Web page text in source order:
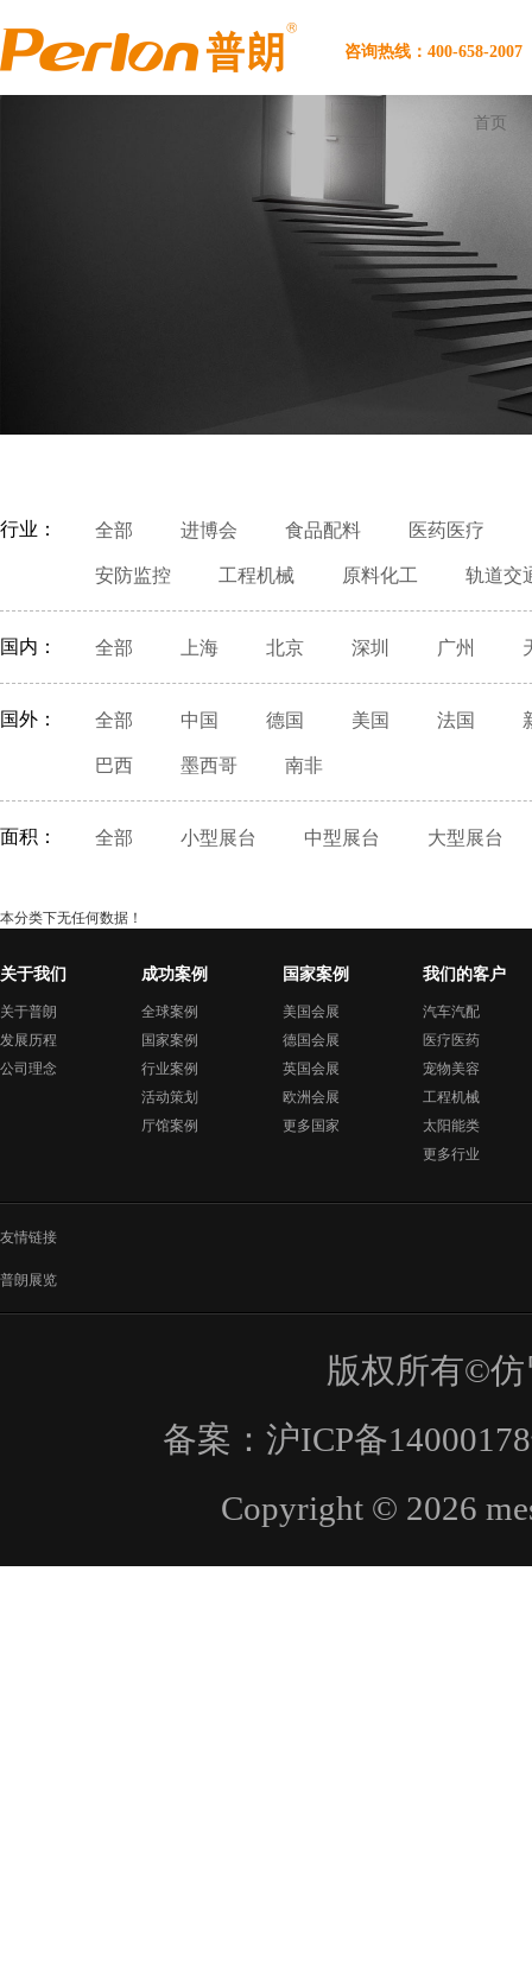
咨询热线：400-658-2007
首页
行业： 全部 进博会 食品配料 医药医疗
安防监控 工程机械 原料化工 轨道交
国内： 全部 上海 北京 深圳 广州
国外： 全部 中国 德国 美国 法国
巴西 墨西哥 南非
面积： 全部 小型展台 中型展台 大型展台
本分类下无任何数据！
关于我们
关于普朗
发展历程
公司理念
成功案例
全球案例
国家案例
行业案例
活动策划
厅馆案例
国家案例
美国会展
德国会展
英国会展
欧洲会展
更多国家
我们的客户
汽车汽配
医疗医药
宠物美容
工程机械
太阳能类
更多行业
友情链接
普朗展览
版权所有©
备案： 沪ICP备
Copyright © 2026